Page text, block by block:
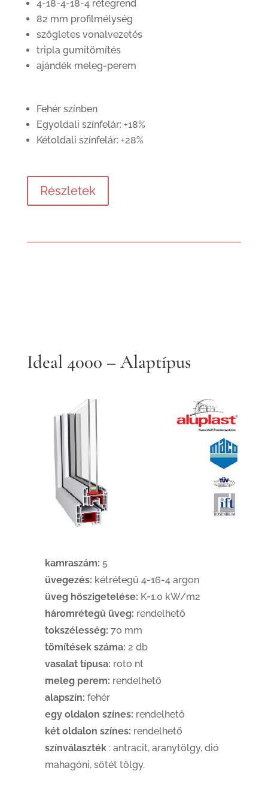
4-18-4-18-4 rétegrend
82 mm profilmélység
szögletes vonalvezetés
tripla gumitömítés
ajándék meleg-perem
Fehér színben
Egyoldali színfelár: +18%
Kétoldali színfelár: +28%
Részletek
Ideal 4000 – Alaptípus
kamraszám: 5
üvegezés: kétrétegű 4-16-4 argon
üveg hőszigetelése: K=1.0 kW/m2
háromrétegű üveg: rendelhető
tokszélesség: 70 mm
tömítések száma: 2 db
vasalat típusa: roto nt
meleg perem: rendelhető
alapszín: fehér
egy oldalon színes: rendelhető
két oldalon színes: rendelhető
színválaszték: antracit, aranytölgy, dió
mahagóni, sötét tölgy.